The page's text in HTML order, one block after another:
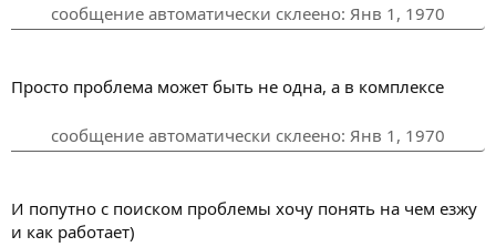
сообщение автоматически склеено: Янв 1, 1970
Просто проблема может быть не одна, а в комплексе
сообщение автоматически склеено: Янв 1, 1970
И попутно с поиском проблемы хочу понять на чем езжу
и как работает)